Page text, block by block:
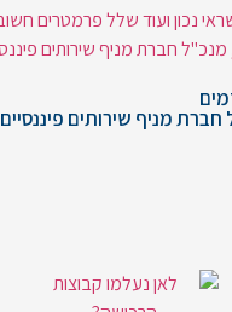
מניף שירותים פיננסיים